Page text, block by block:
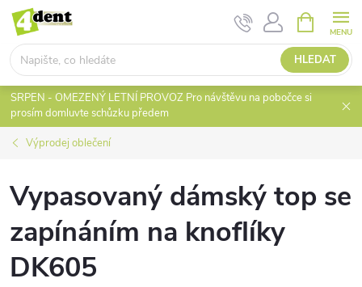
Přejít
obsah
HLEDAT
NÁKUPNÍ
KOŠÍK
SRPEN - OMEZENÝ LETNÍ PROVOZ Pro návštěvu na pobočce si
prosím domluvte schůzku předem
Výprodej oblečení
Vypasovaný dámský top se
zapínáním na knoflíky
DK605